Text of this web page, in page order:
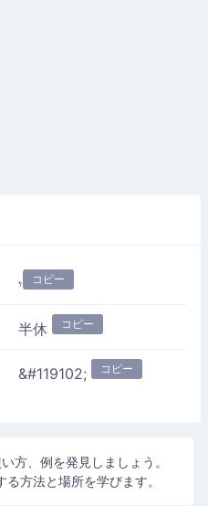
𝄾 コピー
半休 コピー
&#119102; コピー
方、例を発見しましょう。
方法と場所を学びます。